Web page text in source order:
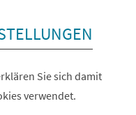
Sie sich damit
verwendet.